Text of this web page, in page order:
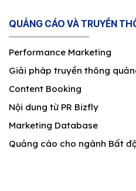
QUẢNG CÁO VÀ TRUYỀN
Performance Marketing
Giải pháp truyền thông
Content Booking
Nội dung từ PR Bizfly
Marketing Database
Quảng cáo cho ngành Bất